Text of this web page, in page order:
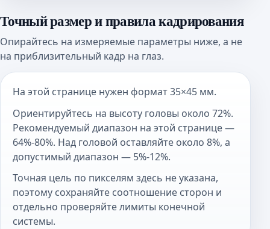
Точный размер и правила кадрирования
Опирайтесь на измеряемые параметры ниже, а не
на приблизительный кадр на глаз.
На этой странице нужен формат 35×45 мм.
Ориентируйтесь на высоту головы около 72%.
Рекомендуемый диапазон на этой странице —
64%-80%. Над головой оставляйте около 8%, а
допустимый диапазон — 5%-12%.
Точная цель по пикселям здесь не указана,
поэтому сохраняйте соотношение сторон и
отдельно проверяйте лимиты конечной
системы.